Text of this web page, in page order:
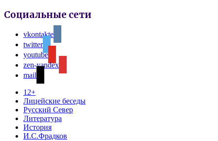
Социальные сети
vkontakte
twitter
youtube
zen-yandex
mail
12+
Лицейские беседы
Русский Север
Литература
История
И.С.Фрадков